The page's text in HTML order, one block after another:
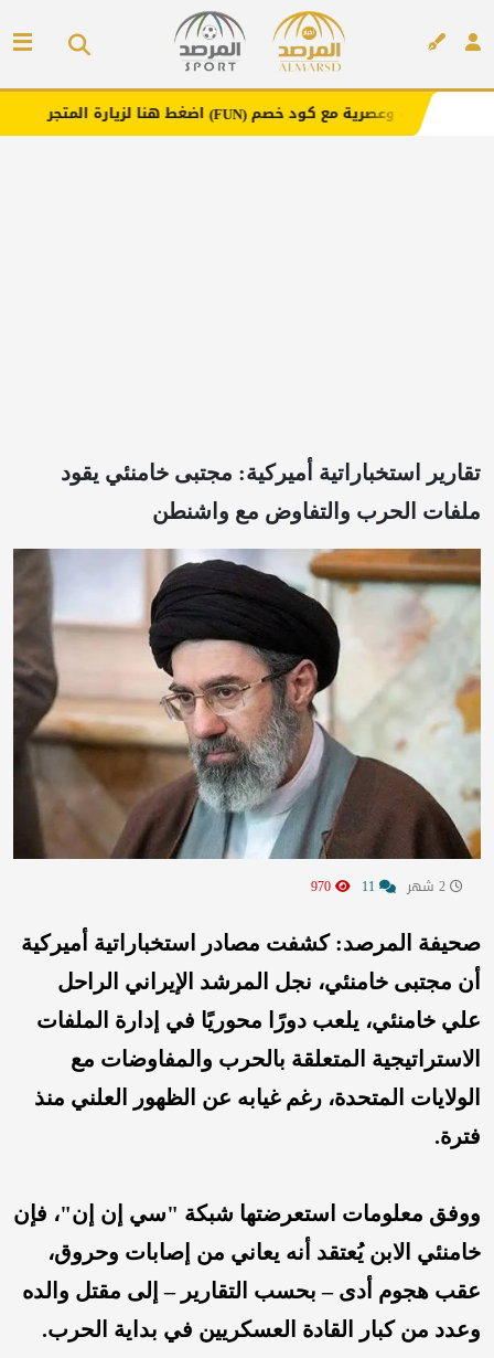
وعصرية مع كود خصم(FUN)اضغط هنا لزيارة المتجر
تقارير استخباراتية أميركية: مجتبى خامنئي يقود
ملفات الحرب والتفاوض مع واشنطن
صحيفة المرصد: كشفت مصادر استخباراتية أميركية
أن مجتبى خامنئي، نجل المرشد الإيراني الراحل
علي خامنئي، يلعب دورًا محوريًا في إدارة الملفات
الاستراتيجية المتعلقة بالحرب والمفاوضات مع
الولايات المتحدة، رغم غيابه عن الظهور العلني منذ
فترة.
ووفق معلومات استعرضتها شبكة "سي إن إن"، فإن
خامنئي الابن يُعتقد أنه يعاني من إصابات وحروق،
عقب هجوم أدى – بحسب التقارير – إلى مقتل والده
وعدد من كبار القادة العسكريين في بداية الحرب.